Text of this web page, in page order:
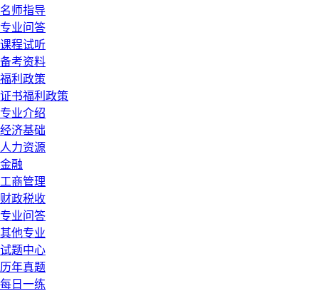
名师指导
专业问答
课程试听
备考资料
福利政策
证书福利政策
专业介绍
经济基础
人力资源
金融
工商管理
财政税收
专业问答
其他专业
试题中心
历年真题
每日一练